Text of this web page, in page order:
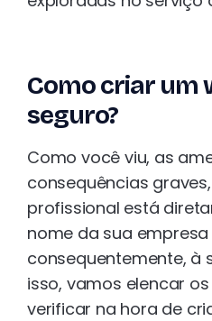
Como criar um
seguro?
Como você viu, as
consequências
profissional está
nome da sua empresa
consequentemente, à
isso, vamos elencar
verificar na hora de